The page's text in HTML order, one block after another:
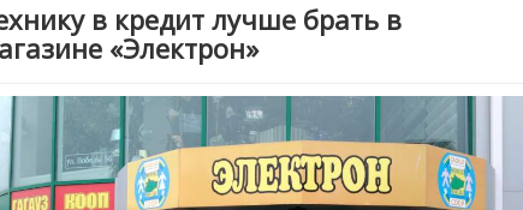
в кредит лучше брать в
«Электрон»